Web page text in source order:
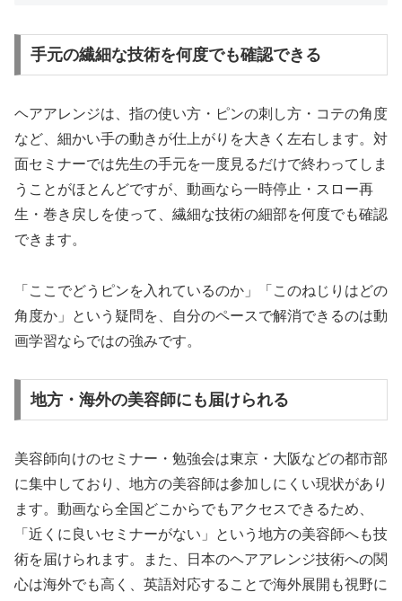
手元の繊細な技術を何度でも確認できる
ヘアアレンジは、指の使い方・ピンの刺し方・コテの角度
など、細かい手の動きが仕上がりを大きく左右します。対
面セミナーでは先生の手元を一度見るだけで終わってしま
うことがほとんどですが、動画なら一時停止・スロー再
生・巻き戻しを使って、繊細な技術の細部を何度でも確認
できます。
「ここでどうピンを入れているのか」「このねじりはどの
角度か」という疑問を、自分のペースで解消できるのは動
画学習ならではの強みです。
地方・海外の美容師にも届けられる
美容師向けのセミナー・勉強会は東京・大阪などの都市部
に集中しており、地方の美容師は参加しにくい現状があり
ます。動画なら全国どこからでもアクセスできるため、
「近くに良いセミナーがない」という地方の美容師へも技
術を届けられます。また、日本のヘアアレンジ技術への関
心は海外でも高く、英語対応することで海外展開も視野に